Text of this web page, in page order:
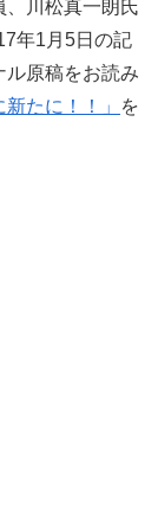
、川松真一朗氏
年1月5日の記
ル原稿をお読み
たに！！」
を